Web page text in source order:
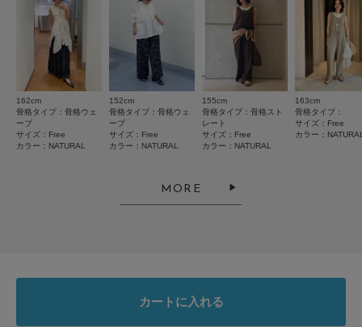
とじる
162cm
骨格タイプ：骨格ウェ
ーブ
サイズ：Free
カラー：NATURAL
152cm
骨格タイプ：骨格ウェ
ーブ
サイズ：Free
カラー：NATURAL
155cm
骨格タイプ：骨格スト
レート
サイズ：Free
カラー：NATURAL
163cm
骨格タイプ：
サイズ：Free
カラー：
MORE
カートに入れる